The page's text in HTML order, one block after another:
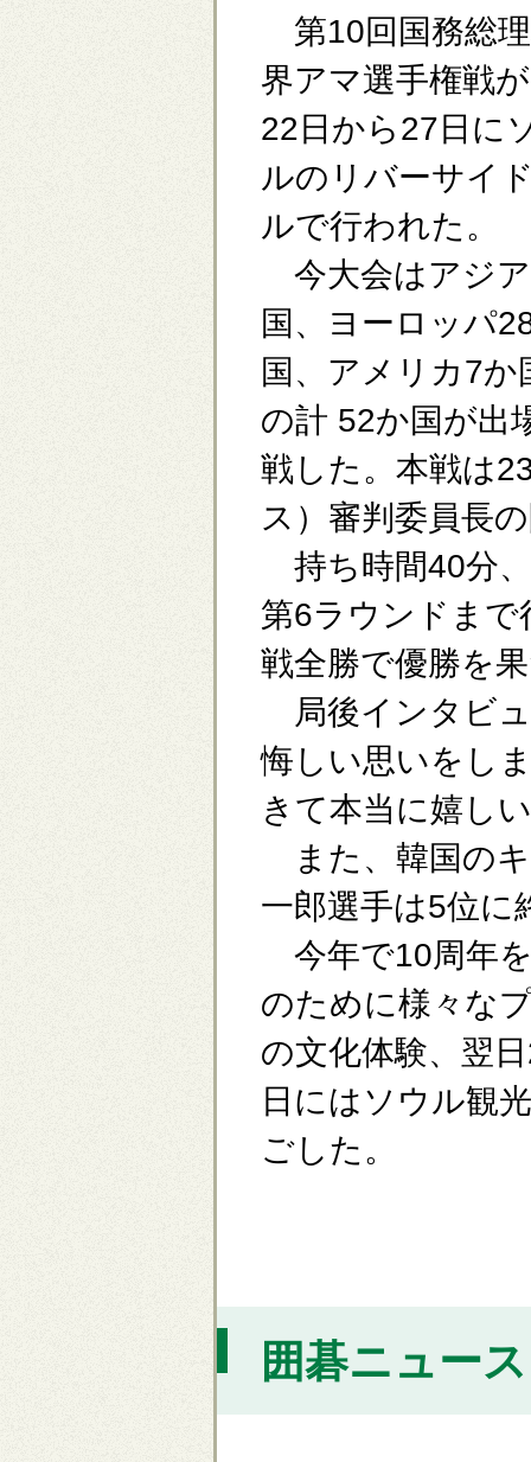
第10回国務総
界アマ選手権戦
22日から27日に
ルのリバーサイ
ルで行われた。
今大会はアジ
国、ヨーロッパ
国、アメリカ7
の計 52か国が出
戦した。本戦は
ス）審判委員長
持ち時間40分
第6ラウンドまで
戦全勝で優勝を
局後インタビ
悔しい思いをし
きて本当に嬉し
また、韓国の
一郎選手は5位に
今年で10周年
のために様々な
の文化体験、翌
日にはソウル観
ごした。
囲碁ニュー